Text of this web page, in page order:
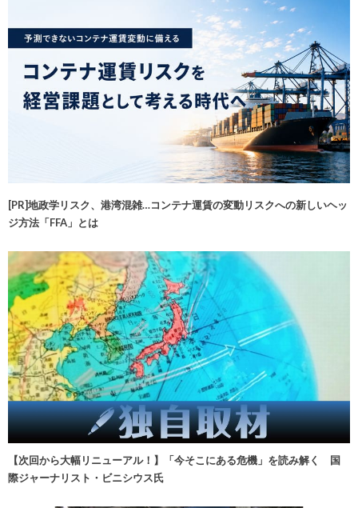
[PR]地政学リスク、港湾混雑…コンテナ運賃の変動リスクへの新しいヘッ
ジ方法「FFA」とは
【次回から大幅リニューアル！】「今そこにある危機」を読み解く 国
際ジャーナリスト・ビニシウス氏